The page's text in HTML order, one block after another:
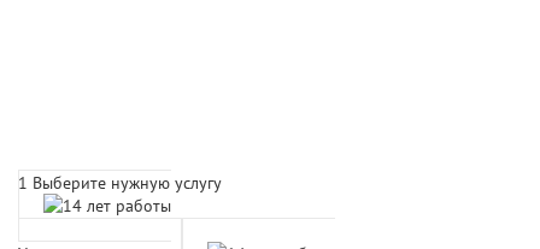
1 Выберите нужную услугу